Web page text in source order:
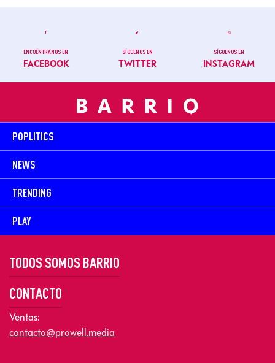
ENCUÉNTRANOS EN
FACEBOOK
SÍGUENOS EN
TWITTER
SÍGUENOS EN
INSTAGRAM
POPLITICS
NEWS
TRENDING
PLAY
TODOS SOMOS BARRIO
CONTACTO
Ventas:
contacto@prowell.media